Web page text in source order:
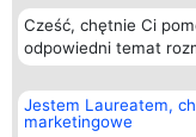
Cześć, chętnie Ci
odpowiedni temat
Jestem Laureatem,
marketingowe
Organizator plebiscytu
Bright Side Solutions sp. z o.
o. sp. k.